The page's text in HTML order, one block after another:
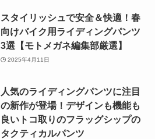
スタイリッシュで安全＆快適！春
向けバイク用ライディングパンツ
3選【モトメガネ編集部厳選】
2025年4月11日
人気のライディングパンツに注目
の新作が登場！デザインも機能も
良いトコ取りのフラッグシップの
タクティカルパンツ